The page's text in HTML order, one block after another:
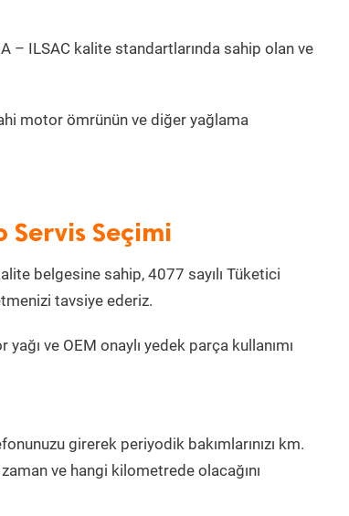
– ILSAC kalite standartlarında sahip olan ve
motor ömrünün ve diğer yağlama
Servis Seçimi
belgesine sahip, 4077 sayılı Tüketici
tavsiye ederiz.
ve OEM onaylı yedek parça kullanımı
girerek periyodik bakımlarınızı km.
ve hangi kilometrede olacağını